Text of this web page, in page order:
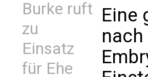
Burke ruft
zu
Einsatz
für Ehe
Eine